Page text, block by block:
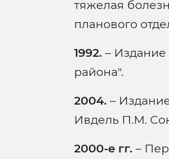
тяжелая
планового
1992. –
района".
2004. –
Ивдель П.М.
2000-е гг. –